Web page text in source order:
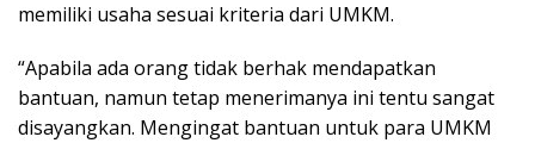
memiliki usaha sesuai kriteria dari UMKM.
“Apabila ada orang tidak berhak mendapatkan
bantuan, namun tetap menerimanya ini tentu sangat
disayangkan. Mengingat bantuan untuk para UMKM